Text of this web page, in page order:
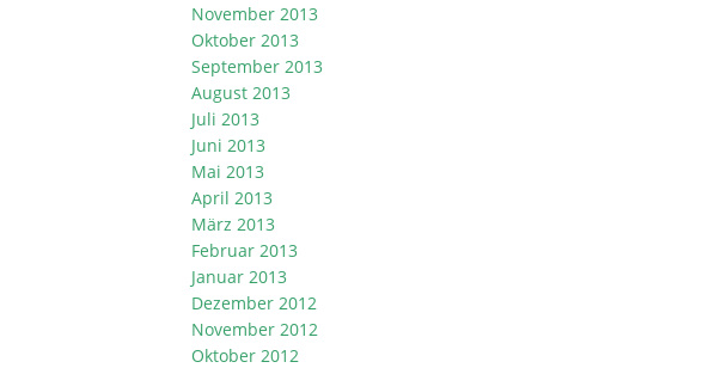
November 2013
Oktober 2013
September 2013
August 2013
Juli 2013
Juni 2013
Mai 2013
April 2013
März 2013
Februar 2013
Januar 2013
Dezember 2012
November 2012
Oktober 2012